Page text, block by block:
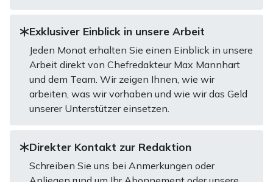
Exklusiver Einblick in unsere Arbeit
Jeden Monat erhalten Sie einen Einblick in unsere
Arbeit direkt von Chefredakteur Max Mannhart
und dem Team. Wir zeigen Ihnen, wie wir
arbeiten, was wir vorhaben und wie wir das Geld
unserer Unterstützer einsetzen.
Direkter Kontakt zur Redaktion
Schreiben Sie uns bei Anmerkungen oder